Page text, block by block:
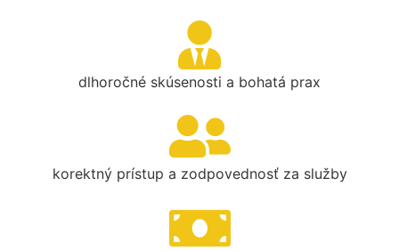
dlhoročné skúsenosti a bohatá prax
korektný prístup a zodpovednosť za služby